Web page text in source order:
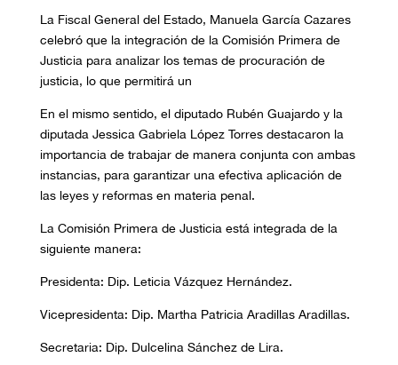
L a Fiscal General del Estado, Manuela García Cazares
celebró que la integración de la Comisión Primera de
Justicia para analizar los temas de procuración de
justicia, lo que permitirá un
En el mismo sentido, el diputado Rubén Guajardo y la
diputada Jessica Gabriela López Torres destacaron la
importancia de trabajar de manera conjunta con ambas
instancias, para garantizar una efectiva aplicación de
las leyes y reformas en materia penal.
La Comisión Primera de Justicia está integrada de la
siguiente manera:
Presidenta: Dip. Leticia Vázquez Hernández.
Vicepresidenta: Dip. Martha Patricia Aradillas Aradillas.
Secretaria: Dip. Dulcelina Sánchez de Lira.